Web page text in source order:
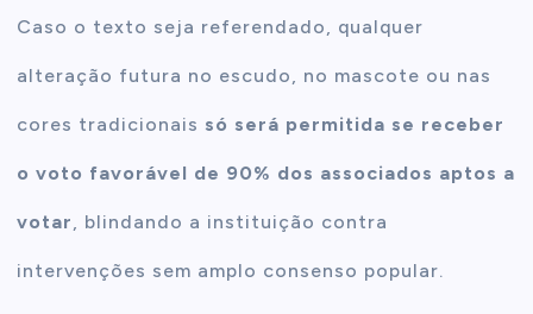
Caso o texto seja referendado, qualquer
alteração futura no escudo, no mascote ou nas
cores tradicionais só será permitida se receber
o voto favorável de 90% dos associados aptos a
votar, blindando a instituição contra
intervenções sem amplo consenso popular.